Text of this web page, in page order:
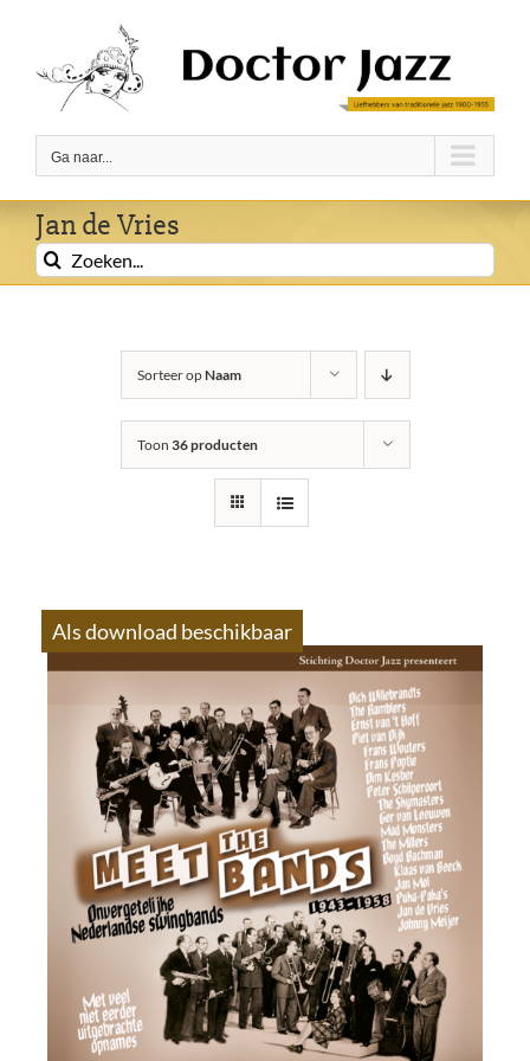
inhoud
Ga naar...
Jan de Vries
Zoeken
naar:
Sorteer opNaam
Toon 36 producten
Als download beschikbaar